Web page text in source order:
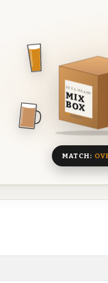
DEZE MAAND
MIX
BOX
8 BIEREN
MATCH: